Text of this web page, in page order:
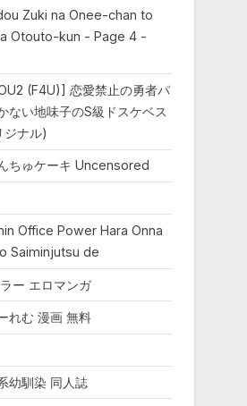
Zuki na Onee-chan to
Otouto-kun - Page 4 -
(F4U)] 恋愛禁止の勇者パ
ない地味子のS級ドスケベス
ジナル)
ちゅケーキ Uncensored
Office Power Hara Onna
Saiminjutsu de
ー エロマンガ
れむ 漫画 無料
幼馴染 同人誌